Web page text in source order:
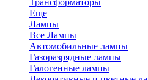
Трансформаторы
Еще
Лампы
Все Лампы
Автомобильные лампы
Газоразрядные лампы
Галогенные лампы